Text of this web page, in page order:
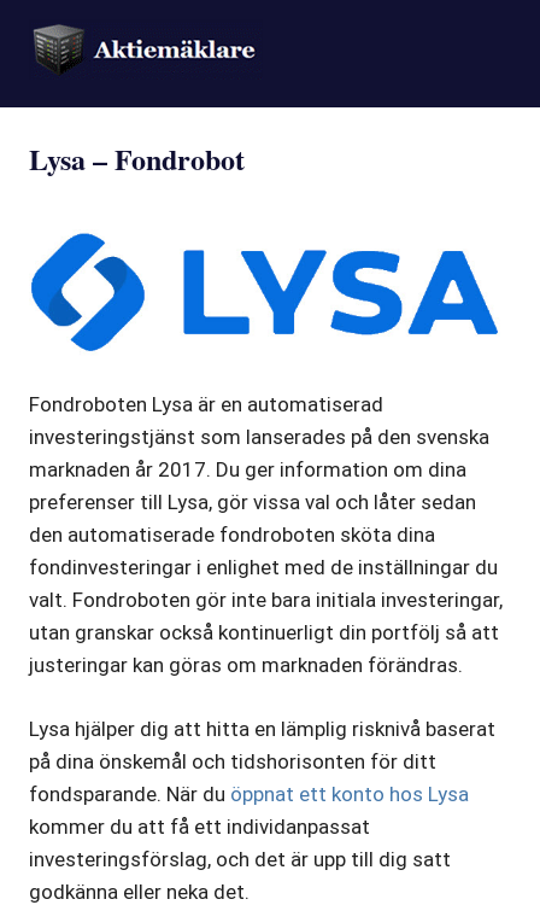
Lysa – Fondrobot
Fondroboten Lysa är en automatiserad
investeringstjänst som lanserades på den svenska
marknaden år 2017. Du ger information om dina
preferenser till Lysa, gör vissa val och låter sedan
den automatiserade fondroboten sköta dina
fondinvesteringar i enlighet med de inställningar du
valt. Fondroboten gör inte bara initiala investeringar,
utan granskar också kontinuerligt din portfölj så att
justeringar kan göras om marknaden förändras.
Lysa hjälper dig att hitta en lämplig risknivå baserat
på dina önskemål och tidshorisonten för ditt
fondsparande. När du öppnat ett konto hos Lysa
kommer du att få ett individanpassat
investeringsförslag, och det är upp till dig satt
godkänna eller neka det.